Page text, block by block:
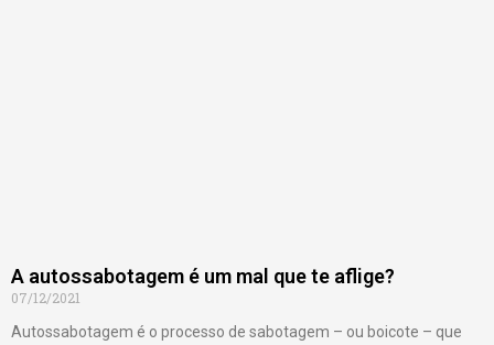
A autossabotagem é um mal que te aflige?
07/12/2021
Autossabotagem é o processo de sabotagem – ou boicote – que